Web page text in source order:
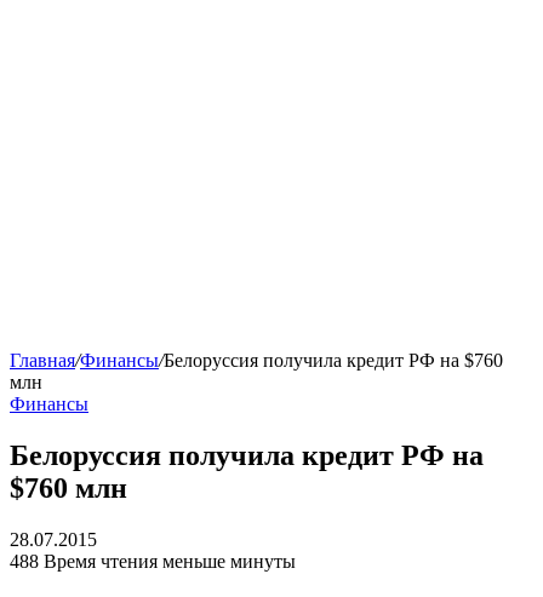
Главная/Финансы/Белоруссия получила кредит РФ на $760
млн
Финансы
Белоруссия получила кредит РФ на
$760 млн
28.07.2015
488 Время чтения меньше минуты